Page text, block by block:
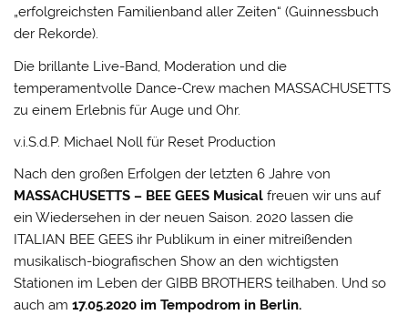
„erfolgreichsten Familienband aller Zeiten“ (Guinnessbuch
der Rekorde).
Die brillante Live-Band, Moderation und die
temperamentvolle Dance-Crew machen MASSACHUSETTS
zu einem Erlebnis für Auge und Ohr.
v.i.S.d.P. Michael Noll für Reset Production
Nach den großen Erfolgen der letzten 6 Jahre von
MASSACHUSETTS – BEE GEES Musical freuen wir uns auf
ein Wiedersehen in der neuen Saison. 2020 lassen die
ITALIAN BEE GEES ihr Publikum in einer mitreißenden
musikalisch-biografischen Show an den wichtigsten
Stationen im Leben der GIBB BROTHERS teilhaben. Und so
auch am17.05.2020 im Tempodrom in Berlin.